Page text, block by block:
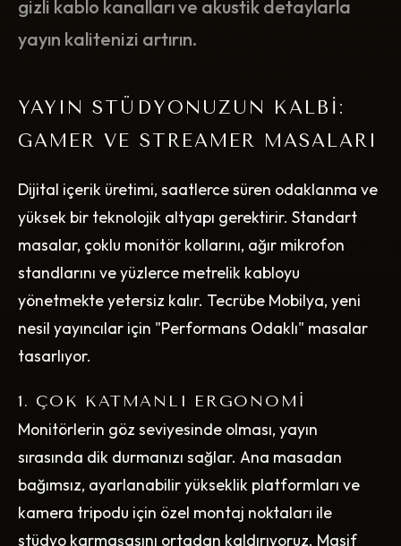
gizli kablo kanalları ve akustik detaylarla
yayın kalitenizi artırın.
YAYIN STÜDYONUZUN KALBI:
GAMER VE STREAMER MASALARI
Dijital içerik üretimi, saatlerce süren odaklanma ve
yüksek bir teknolojik altyapı gerektirir. Standart
masalar, çoklu monitör kollarını, ağır mikrofon
standlarını ve yüzlerce metrelik kabloyu
yönetmekte yetersiz kalır. Tecrübe Mobilya, yeni
nesil yayıncılar için "Performans Odaklı" masalar
tasarlıyor.
1. ÇOK KATMANLI ERGONOMI
Monitörlerin göz seviyesinde olması, yayın
sırasında dik durmanızı sağlar. Ana masadan
bağımsız, ayarlanabilir yükseklik platformları ve
kamera tripodu için özel montaj noktaları ile
stüdyo karmaşasını ortadan kaldırıyoruz. Masif